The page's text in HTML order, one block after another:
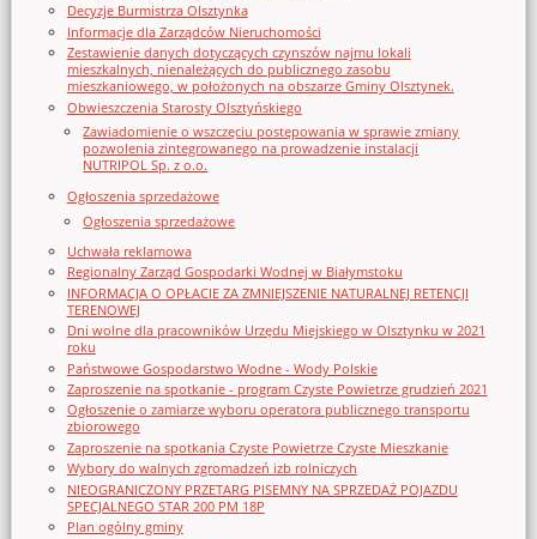
Decyzje Burmistrza Olsztynka
Informacje dla Zarządców Nieruchomości
Zestawienie danych dotyczących czynszów najmu lokali
mieszkalnych, nienależących do publicznego zasobu
mieszkaniowego, w położonych na obszarze Gminy Olsztynek.
Obwieszczenia Starosty Olsztyńskiego
Zawiadomienie o wszczęciu postępowania w sprawie zmiany
pozwolenia zintegrowanego na prowadzenie instalacji
NUTRIPOL Sp. z o.o.
Ogłoszenia sprzedażowe
Ogłoszenia sprzedażowe
Uchwała reklamowa
Regionalny Zarząd Gospodarki Wodnej w Białymstoku
INFORMACJA O OPŁACIE ZA ZMNIEJSZENIE NATURALNEJ RETENCJI
TERENOWEJ
Dni wolne dla pracowników Urzędu Miejskiego w Olsztynku w 2021
roku
Państwowe Gospodarstwo Wodne - Wody Polskie
Zaproszenie na spotkanie - program Czyste Powietrze grudzień 2021
Ogłoszenie o zamiarze wyboru operatora publicznego transportu
zbiorowego
Zaproszenie na spotkania Czyste Powietrze Czyste Mieszkanie
Wybory do walnych zgromadzeń izb rolniczych
NIEOGRANICZONY PRZETARG PISEMNY NA SPRZEDAŻ POJAZDU
SPECJALNEGO STAR 200 PM 18P
Plan ogólny gminy